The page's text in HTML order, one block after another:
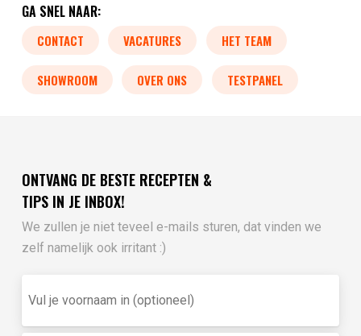
GA SNEL NAAR:
CONTACT VACATURES HET TEAM
SHOWROOM OVER ONS TESTPANEL
ONTVANG DE BESTE RECEPTEN &
TIPS IN JE INBOX!
We zullen je niet teveel e-mails sturen, dat vinden we
zelf namelijk ook irritant :)
je